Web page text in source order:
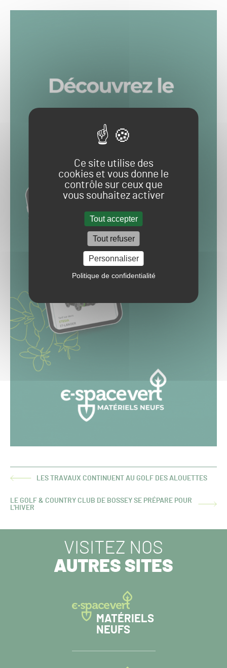
Ce site utilise des
cookies et vous donne le
contrôle sur ceux que
vous souhaitez activer
Tout accepter
Tout refuser
Personnaliser
Politique de confidentialité
ARTICLE LES TRAVAUX CONTINUENT AU GOLF DES ALOUETTES
ARTICLE
LE GOLF & COUNTRY CLUB DE BOSSEY SE PRÉPARE POUR
L'HIVER
VISITEZ NOS
AUTRES SITES
MATÉRIELS
NEUFS